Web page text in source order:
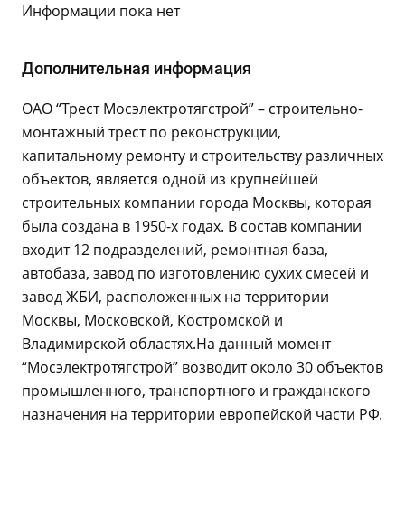
Информации пока нет
Дополнительная информация
ОАО “Трест Мосэлектротягстрой” – строительно-
монтажный трест по реконструкции,
капитальному ремонту и строительству различных
объектов, является одной из крупнейшей
строительных компании города Москвы, которая
была создана в 1950-х годах. В состав компании
входит 12 подразделений, ремонтная база,
автобаза, завод по изготовлению сухих смесей и
завод ЖБИ, расположенных на территории
Москвы, Московской, Костромской и
Владимирской областях.На данный момент
“Мосэлектротягстрой” возводит около 30 объектов
промышленного, транспортного и гражданского
назначения на территории европейской части РФ.